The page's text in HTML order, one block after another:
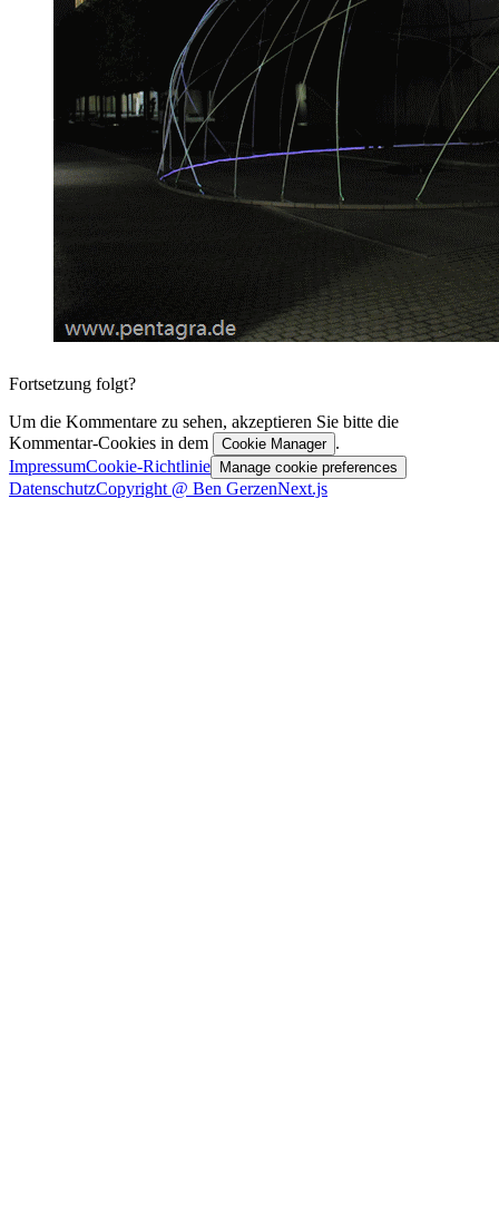
Fortsetzung folgt?
Um die Kommentare zu sehen, akzeptieren Sie bitte die
Kommentar-Cookies in dem
Cookie Manager .
ImpressumCookie-Richtlinie Manage cookie preferences
DatenschutzCopyright @ Ben GerzenNext.js